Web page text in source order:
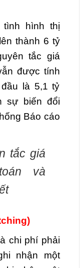
tình hình thị
thành 6 tỷ
tắc giá
được tính
là 5,1 tỷ
sự biến đổi
Báo cáo
tắc giá
và
chi phí phải
nhận một